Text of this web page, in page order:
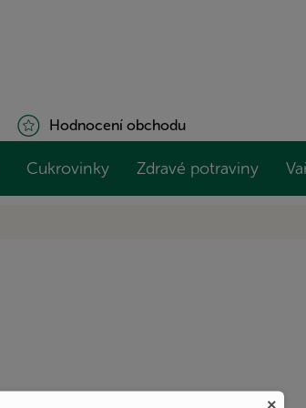
Hodnocení obchodu
Cukrovinky Zdravé potraviny